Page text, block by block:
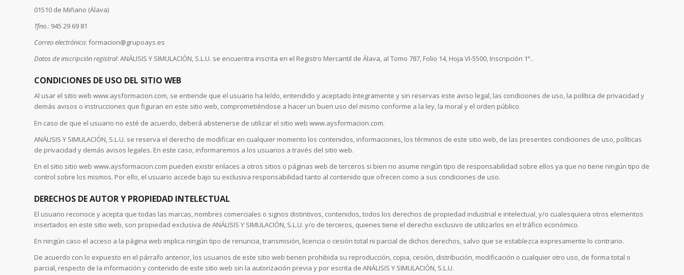
01510 de Miñano (Álava)
Tfno.: 945 29 69 81
Correo electrónico: formacion@grupoays.es
Datos de inscripción registral: ANÁLISIS Y SIMULACIÓN, S.L.U. se encuentra inscrita en el Registro Mercantil de Álava, al Tomo 787, Folio 14, Hoja VI-5500, Inscripción 1ª..
CONDICIONES DE USO DEL SITIO WEB
Al usar el sitio web www.aysformacion.com, se entiende que el usuario ha leído, entendido y aceptado íntegramente y sin reservas este aviso legal, las condiciones de uso, la política de privacidad y
demás avisos o instrucciones que figuran en este sitio web, comprometiéndose a hacer un buen uso del mismo conforme a la ley, la moral y el orden público.
En caso de que el usuario no esté de acuerdo, deberá abstenerse de utilizar el sitio web www.aysformacion.com.
ANÁLISIS Y SIMULACIÓN, S.L.U. se reserva el derecho de modificar en cualquier momento los contenidos, informaciones, los términos de este sitio web, de las presentes condiciones de uso, políticas
de privacidad y demás avisos legales. En este caso, informaremos a los usuarios a través del sitio web.
En el sitio sitio web www.aysformacion.com pueden existir enlaces a otros sitios o páginas web de terceros si bien no asume ningún tipo de responsabilidad sobre ellos ya que no tiene ningún tipo de
control sobre los mismos. Por ello, el usuario accede bajo su exclusiva responsabilidad tanto al contenido que ofrecen como a sus condiciones de uso.
DERECHOS DE AUTOR Y PROPIEDAD INTELECTUAL
El usuario reconoce y acepta que todas las marcas, nombres comerciales o signos distintivos, contenidos, todos los derechos de propiedad industrial e intelectual, y/o cualesquiera otros elementos
insertados en este sitio web, son propiedad exclusiva de ANÁLISIS Y SIMULACIÓN, S.L.U. y/o de terceros, quienes tiene el derecho exclusivo de utilizarlos en el tráfico económico.
En ningún caso el acceso a la página web implica ningún tipo de renuncia, transmisión, licencia o cesión total ni parcial de dichos derechos, salvo que se establezca expresamente lo contrario.
De acuerdo con lo expuesto en el párrafo anterior, los usuarios de este sitio web tienen prohibida su reproducción, copia, cesión, distribución, modificación o cualquier otro uso, de forma total o
parcial, respecto de la información y contenido de este sitio web sin la autorización previa y por escrita de ANÁLISIS Y SIMULACIÓN, S.L.U.